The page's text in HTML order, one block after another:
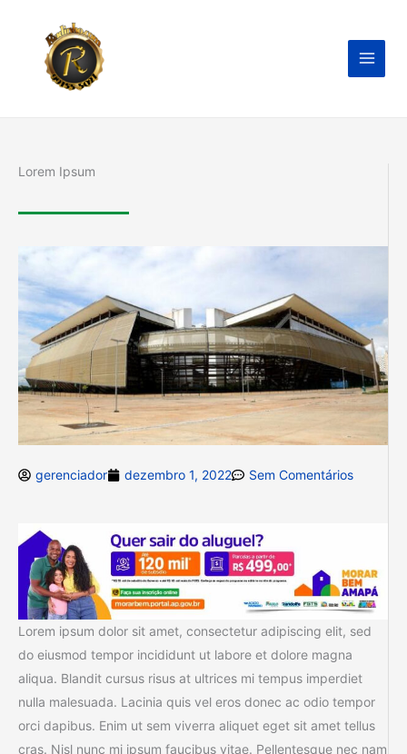
conteúdo
Lorem Ipsum
gerenciador dezembro 1, 2022 Sem Comentários
Lorem ipsum dolor sit amet, consectetur adipiscing elit, sed
do eiusmod tempor incididunt ut labore et dolore magna
aliqua. Blandit cursus risus at ultrices mi tempus imperdiet
nulla malesuada. Lacinia quis vel eros donec ac odio tempor
orci dapibus. Enim ut sem viverra aliquet eget sit amet tellus
cras. Nisl nunc mi ipsum faucibus vitae. Pellentesque nec nam